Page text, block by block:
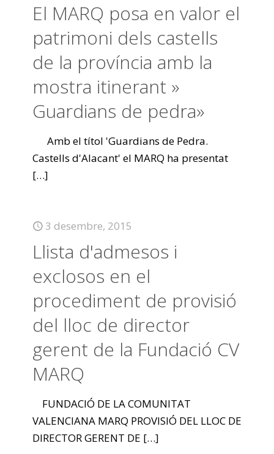
El MARQ posa en valor el
patrimoni dels castells
de la província amb la
mostra itinerant »
Guardians de pedra»
Amb el títol 'Guardians de Pedra.
Castells d'Alacant' el MARQ ha presentat
[…]
3 desembre, 2015
Llista d'admesos i
exclosos en el
procediment de provisió
del lloc de director
gerent de la Fundació CV
MARQ
FUNDACIÓ DE LA COMUNITAT
VALENCIANA MARQ PROVISIÓ DEL LLOC DE
DIRECTOR GERENT DE […]